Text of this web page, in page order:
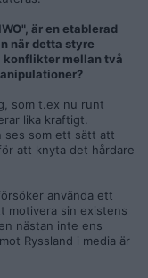
är en etablerad
när detta styre
konflikter mellan två
som t.ex nu runt
lika kraftigt.
ses som ett sätt att
att knyta det hårdare
använda ett
motivera sin existens
nästan inte ens
Ryssland i media är